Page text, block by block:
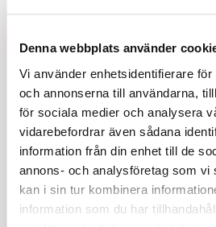
Denna webbplats använder
Vi använder enhetsidentifierare
och annonserna till användarna,
för sociala medier och analysera
vidarebefordrar även sådana
information från din enhet till de
annons- och analysföretag som vi
kan i sin tur kombinera
information som du har
Sök på vett och etikett
partner i ett ekosystem där
som vågar prova dessa idéer
sig ett försprång när nästa